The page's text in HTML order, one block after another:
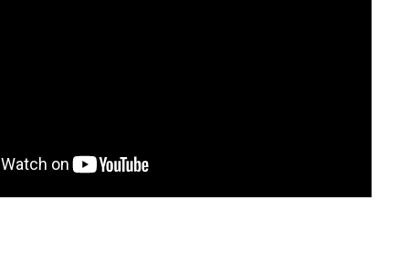
மக்களும் - விசேட செய்திகளுக்கு அப்பால்